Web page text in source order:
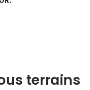
terrains